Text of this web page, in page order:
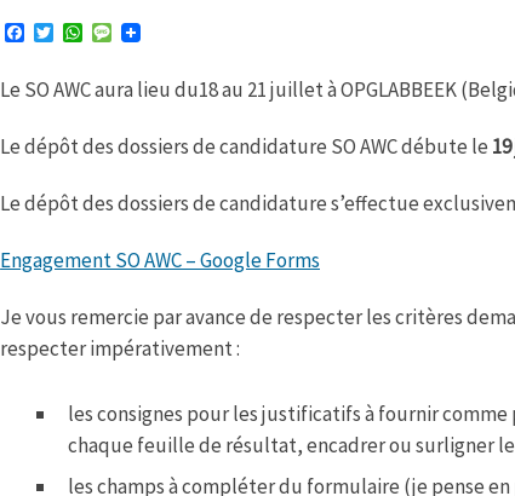
e
o
T
t
r
W
t
p
M
s
e
Le SO AWC aura lieu du18 au 21 juillet à OPGLABBEEK
Le dépôt des dossiers de candidature SO AWC débute le
Le dépôt des dossiers de candidature s’effectue
Engagement SO AWC – Google Forms
Je vous remercie par avance de respecter les critères
respecter impérativement :
les consignes pour les justificatifs à fournir
chaque feuille de résultat, encadrer ou surligner
les champs à compléter du formulaire (je pense